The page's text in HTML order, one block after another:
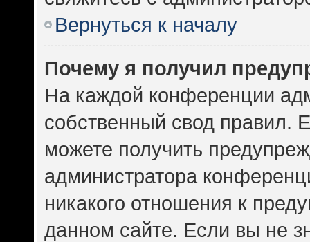
Вернуться к началу
Почему я получил
На каждой конференции
собственный свод правил.
можете получить
администратора
никакого отношения к
данном сайте. Если вы не